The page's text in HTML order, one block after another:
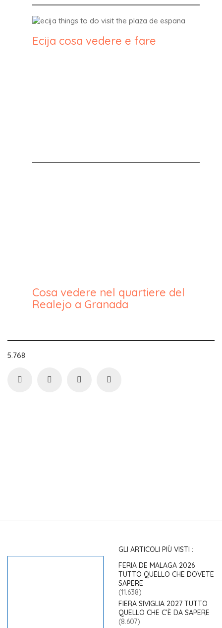
Ecija cosa vedere e fare
Cosa vedere nel quartiere del
Realejo a Granada
5.768
GLI ARTICOLI PIÙ VISTI :
FERIA DE MALAGA 2026
TUTTO QUELLO CHE DOVETE
SAPERE
(11.638)
FIERA SIVIGLIA 2027 TUTTO
QUELLO CHE C’È DA SAPERE
(8.607)